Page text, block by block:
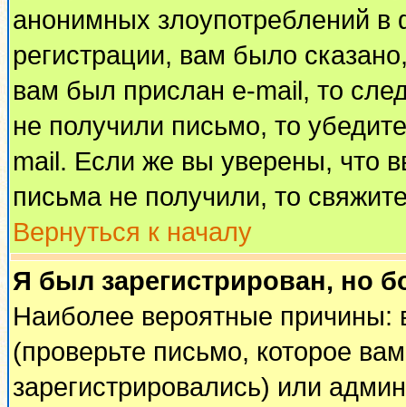
анонимных злоупотреблений
регистрации, вам было
вам был прислан e-mail, то
не получили письмо, то
mail. Если же вы уверены, что
письма не получили, то
Вернуться к началу
Я был зарегистрирован, но
Наиболее вероятные причины:
(проверьте письмо, которое
зарегистрировались) или